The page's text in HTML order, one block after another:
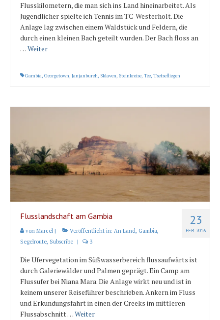
Flusskilometern, die man sich ins Land hineinarbeitet. Als
Jugendlicher spielte ich Tennis im TC-Westerholt. Die
Anlage lag zwischen einem Waldstück und Feldern, die
durch einen kleinen Bach geteilt wurden. Der Bach floss an
…Weiter
Gambia, Georgetown, Janjanbureh, Sklaven, Steinkreise, Tee, Tsetsefliegen
23
FEB. 2016
Flusslandschaft am Gambia
von Marcel | Veröffentlicht in: An Land, Gambia,
Segelroute, Subscribe | 3
Die Ufervegetation im Süßwasserbereich flussaufwärts ist
durch Galeriewälder und Palmen geprägt. Ein Camp am
Flussufer bei Niana Mara. Die Anlage wirkt neu und ist in
keinem unserer Reiseführer beschrieben. Ankern im Fluss
und Erkundungsfahrt in einen der Creeks im mittleren
Flussabschnitt …Weiter